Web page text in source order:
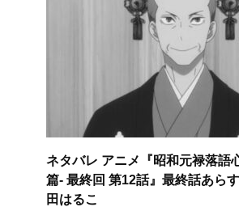
ネタバレ アニメ『昭和元禄落語
篇- 最終回 第12話』最終話あら
田はるこ